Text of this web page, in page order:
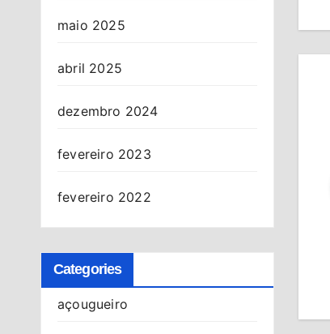
maio 2025
abril 2025
dezembro 2024
fevereiro 2023
fevereiro 2022
Categories
açougueiro